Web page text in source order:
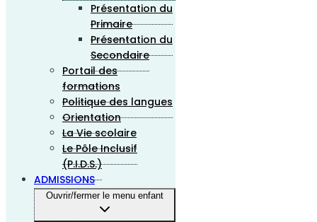
Présentation du
Primaire
Présentation du
Secondaire
Portail des
formations
Politique des langues
Orientation
La Vie scolaire
Le Pôle Inclusif
(P.I.D.S.)
ADMISSIONS
Ouvrir/fermer le menu enfant